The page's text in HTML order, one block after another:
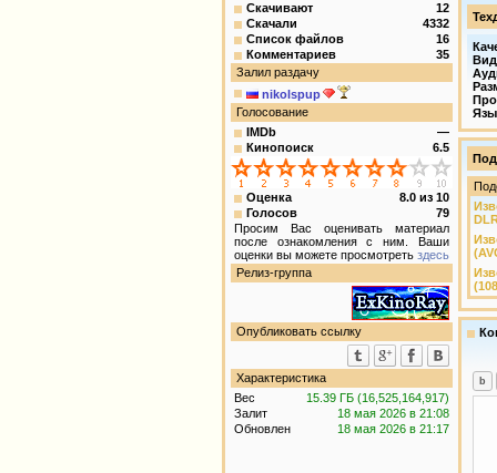
Скачивают
12
Скачали
4332
Список файлов
16
Комментариев
35
Залил раздачу
nikolspup
Голосование
IMDb
—
Кинопоиск
6.5
Оценка 8.0 из 10
Голосов
79
Просим Вас оценивать материал
после ознакомления с ним. Ваши
оценки вы можете просмотреть здесь
Релиз-группа
Опубликовать ссылку
Характеристика
Вес
15.39 ГБ (16,525,164,917)
Залит
18 мая 2026 в 21:08
Обновлен
18 мая 2026 в 21:17